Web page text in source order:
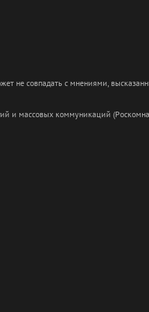
не совпадать с мнениями,
и массовых коммуникаций